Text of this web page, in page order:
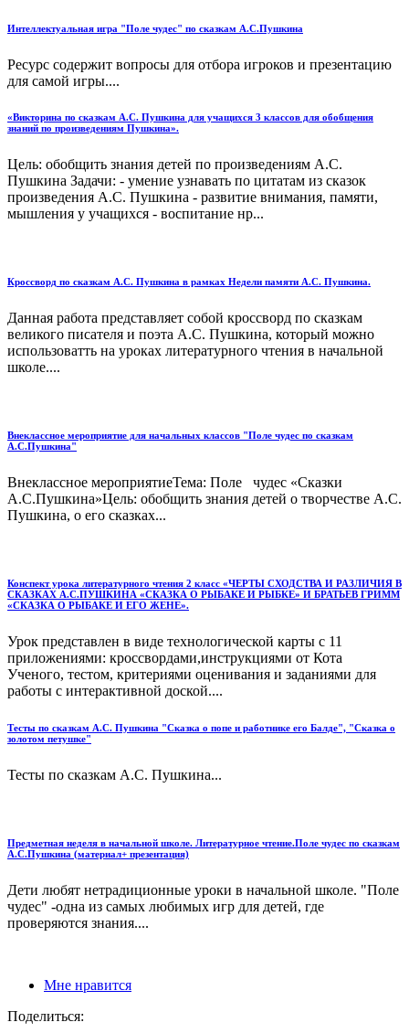
Интеллектуальная игра "Поле чудес" по сказкам А.С.Пушкина
Ресурс содержит вопросы для отбора игроков и презентацию
для самой игры....
«Викторина по сказкам А.С. Пушкина для учащихся 3 классов для обобщения
знаний по произведениям Пушкина».
Цель: обобщить знания детей по произведениям А.С.
Пушкина Задачи: - умение узнавать по цитатам из сказок
произведения А.С. Пушкина - развитие внимания, памяти,
мышления у учащихся - воспитание нр...
Кроссворд по сказкам А.С. Пушкина в рамках Недели памяти А.С. Пушкина.
Данная работа представляет собой кроссворд по сказкам
великого писателя и поэта А.С. Пушкина, который можно
использоватть на уроках литературного чтения в начальной
школе....
Внеклассное мероприятие для начальных классов "Поле чудес по сказкам
А.С.Пушкина"
Внеклассное мероприятиеТема: Поле чудес «Сказки
А.С.Пушкина»Цель: обобщить знания детей о творчестве А.С.
Пушкина, о его сказках...
Конспект урока литературного чтения 2 класс «ЧЕРТЫ СХОДСТВА И РАЗЛИЧИЯ В
СКАЗКАХ А.С.ПУШКИНА «СКАЗКА О РЫБАКЕ И РЫБКЕ» И БРАТЬЕВ ГРИММ
«СКАЗКА О РЫБАКЕ И ЕГО ЖЕНЕ».
Урок представлен в виде технологической карты с 11
приложениями: кроссвордами,инструкциями от Кота
Ученого, тестом, критериями оценивания и заданиями для
работы с интерактивной доской....
Тесты по сказкам А.С. Пушкина "Сказка о попе и работнике его Балде", "Сказка о
золотом петушке"
Тесты по сказкам А.С. Пушкина...
Предметная неделя в начальной школе. Литературное чтение.Поле чудес по сказкам
А.С.Пушкина (материал+ презентация)
Дети любят нетрадиционные уроки в начальной школе. "Поле
чудес" -одна из самых любимых игр для детей, где
проверяются знания....
Мне нравится
Поделиться: